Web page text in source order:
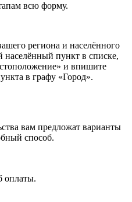
всю форму.
региона и населённого
пункт в списке,
и впишите
в графу «Город».
вам предложат варианты
способ.
оплаты.